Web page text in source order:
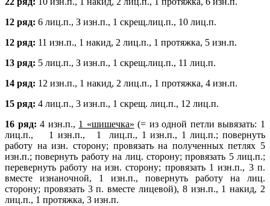
12 ряд: 6 лиц.п., З изн.п., 1 скрещ.лиц.п., 10 лиц.п.
12 ряд: 11 изн.п., 1 накид, 2 лиц.п., 1 протяжка, 5 изн.п.
13 ряд: 5 лиц.п., З изн.п., 1 скрещ.лиц.п., 11 лиц.п.
14 ряд: 12 изн.п., 1 накид, 2 лиц.п., 1 протяжка, 4 изн.п.
15 ряд: 4 лиц.п., 3 изн.п., 1 скрещ. лиц.п., 12 лиц.п.
16 ряд: 4 изн.п., 1 «шишечка» (= из одной петли вывязать: 1
лиц.п., 1 изн.п., 1 лиц.п., 1 изн.п., 1лиц.п.; повернуть
работу на изн. сторону; провязать на полученных петлях 5
изн.п.; повернуть работу на лиц. сторону; провязать 5 лиц.п.;
перевернуть работу на изн. сторону; провязать 1 изн.п., 3 п.
вместе изнаночной, 1 изн.п., повернуть работу на лиц.
сторону; провязать 3 п. вместе лицевой), 8 изн.п., 1 накид, 2
лиц.п., 1 протяжка, 3 изн.п.